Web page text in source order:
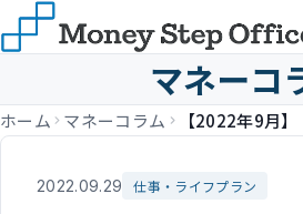
マネーコ
ホーム マネーコラム
2022.09.29 仕事・ライフプラン